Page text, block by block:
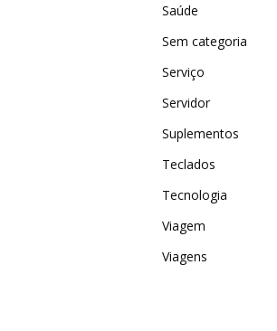
Saúde
Sem categoria
Serviço
Servidor
Suplementos
Teclados
Tecnologia
Viagem
Viagens